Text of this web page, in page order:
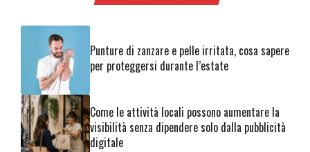
Punture di zanzare e pelle irritata, cosa sapere
per proteggersi durante l’estate
Come le attività locali possono aumentare la
visibilità senza dipendere solo dalla pubblicità
digitale